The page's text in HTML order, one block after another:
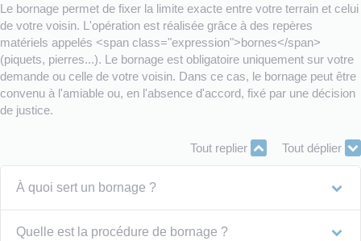
Le bornage permet de fixer la limite exacte entre votre terrain et celui
de votre voisin. L'opération est réalisée grâce à des repères
matériels appelés <span class="expression">bornes</span>
(piquets, pierres...). Le bornage est obligatoire uniquement sur votre
demande ou celle de votre voisin. Dans ce cas, le bornage peut être
convenu à l'amiable ou, en l'absence d'accord, fixé par une décision
de justice.
Tout replier Tout déplier
À quoi sert un bornage ?
Quelle est la procédure de bornage ?